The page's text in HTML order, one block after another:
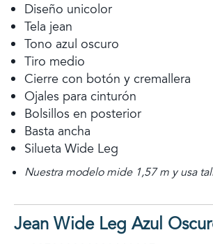
Diseño unicolor
Tela jean
Tono azul oscuro
Tiro medio
Cierre con botón y cremallera
Ojales para cinturón
Bolsillos en posterior
Basta ancha
Silueta Wide Leg
Nuestra modelo mide 1,57 m y usa
Jean Wide Leg Azul